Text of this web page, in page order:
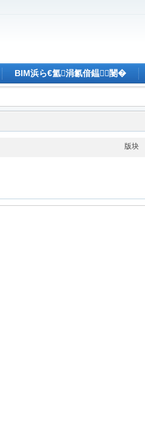
BIM浜ら€氳涓氱偣鎾闄�
版块